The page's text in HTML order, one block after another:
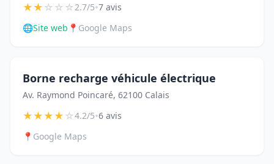
★★☆☆☆2.7/5•7 avis
🌐Site web 📍 Google Maps
Borne recharge véhicule électrique
Av. Raymond Poincaré, 62100 Calais
★★★★☆4.2/5•6 avis
📍 Google Maps